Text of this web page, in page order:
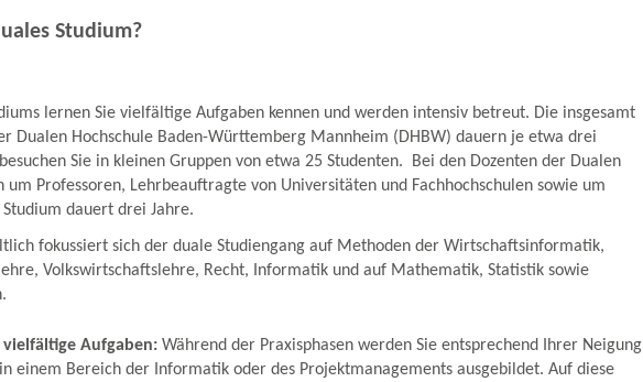
Studium?
lernen Sie vielfältige Aufgaben kennen und werden intensiv betreut. Die insgesamt
Dualen Hochschule Baden-Württemberg Mannheim (DHBW) dauern je etwa drei
Sie in kleinen Gruppen von etwa 25 Studenten. Bei den Dozenten der Dualen
um Professoren, Lehrbeauftragte von Universitäten und Fachhochschulen sowie um
dauert drei Jahre.
fokussiert sich der duale Studiengang auf Methoden der Wirtschaftsinformatik,
Volkswirtschaftslehre, Recht, Informatik und auf Mathematik, Statistik sowie
vielfältige Aufgaben: Während der Praxisphasen werden Sie entsprechend Ihrer Neigung
einem Bereich der Informatik oder des Projektmanagements ausgebildet. Auf diese